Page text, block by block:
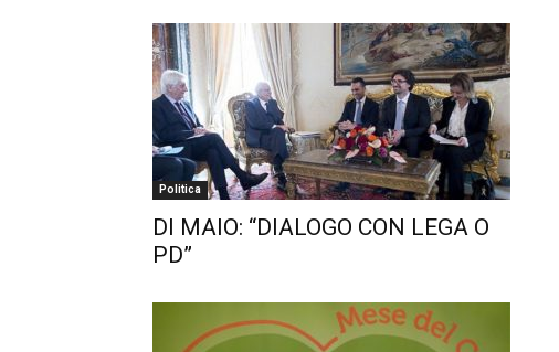
Politica
DI MAIO: “DIALOGO CON LEGA O
PD”